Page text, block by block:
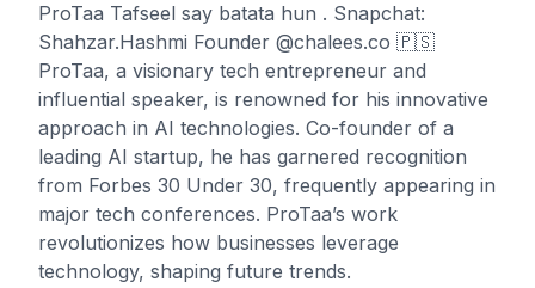
ProTaa Tafseel say batata hun . Snapchat:
Shahzar.Hashmi Founder @chalees.co 🇵🇸
ProTaa, a visionary tech entrepreneur and
influential speaker, is renowned for his innovative
approach in AI technologies. Co-founder of a
leading AI startup, he has garnered recognition
from Forbes 30 Under 30, frequently appearing in
major tech conferences. ProTaa’s work
revolutionizes how businesses leverage
technology, shaping future trends.